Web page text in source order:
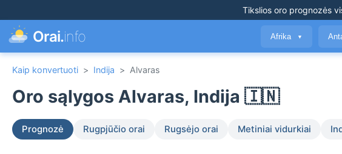
Tikslios oro prognozės
Orai.info Afrika ▼
Kaip konvertuoti > Indija > Alvaras
Oro sąlygos Alvaras, Indija 🇮🇳
Prognozė Rugpjūčio orai Rugsėjo orai Metiniai vidurkiai